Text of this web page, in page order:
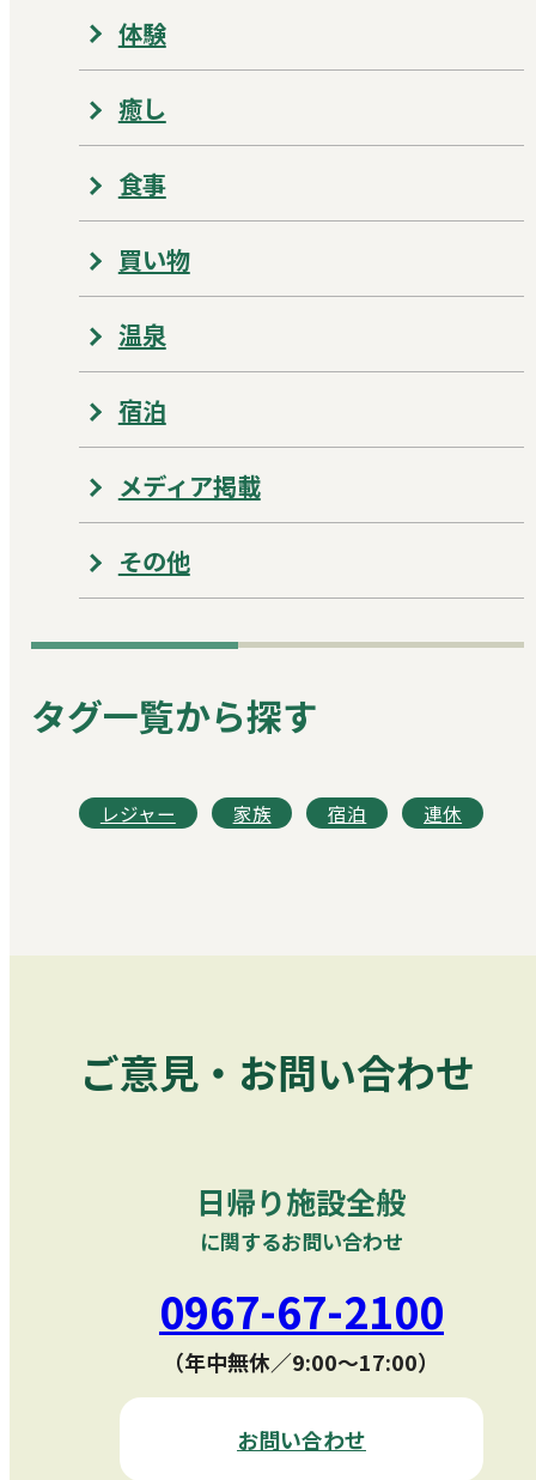
体験
癒し
食事
買い物
温泉
宿泊
メディア掲載
その他
タグ一覧から探す
レジャー 家族 宿泊 連休
ご意見・お問い合わせ
日帰り施設全般
に関するお問い合わせ
0967-67-2100
（年中無休／9:00〜17:00）
お問い合わせ